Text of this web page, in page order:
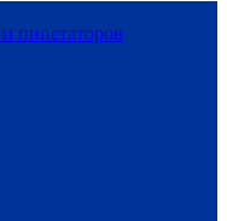
пипетаторов